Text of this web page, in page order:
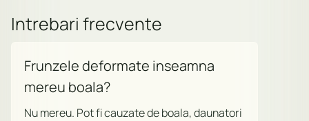
Intrebari frecvente
Frunzele deformate inseamna
mereu boala?
Nu mereu. Pot fi cauzate de boala, daunatori